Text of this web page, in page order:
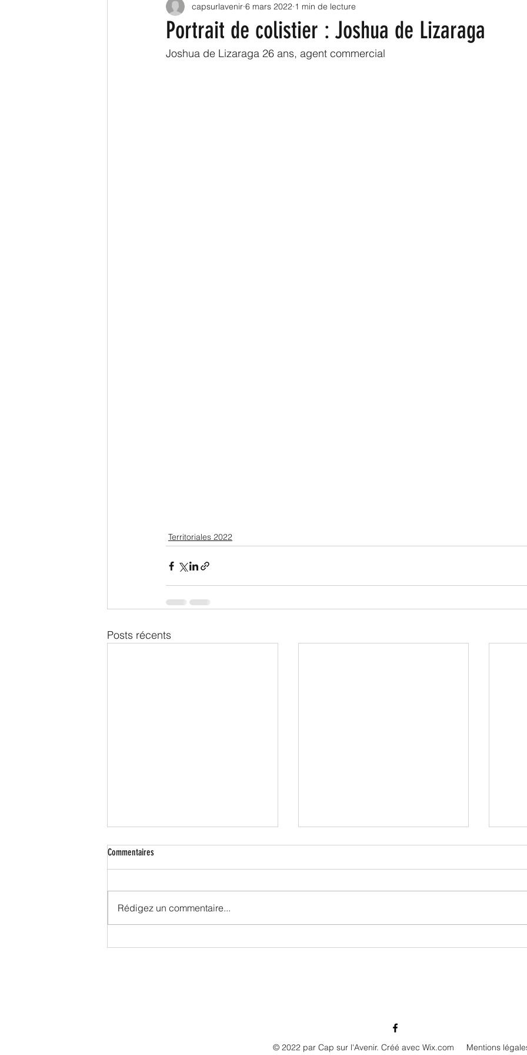
Législatives 2022 Territoriales 2022 Sénatoriales 2023
Logement Transport Infrastructures
Portrait de colistier : Joshua de Lizaraga
capsurlavenir 6 mars 2022 1 min de lecture
Joshua de Lizaraga 26 ans, agent commercial
Territoriales 2022
Posts récents
Commentaires
Rédigez un commentaire...
© 2022 par Cap sur l'Avenir. Créé avec Wix.com Mentions